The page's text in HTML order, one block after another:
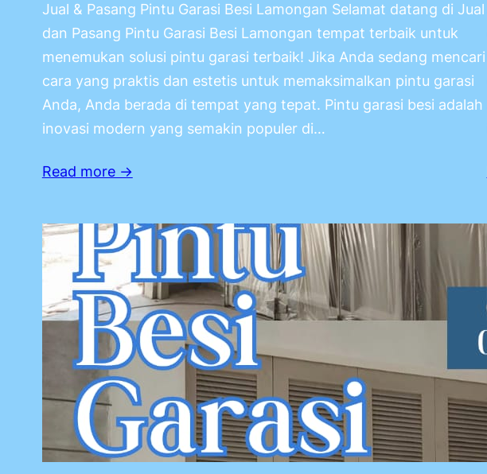
Jual & Pasang Pintu Garasi Besi Lamongan Selamat datang di Jual
dan Pasang Pintu Garasi Besi Lamongan tempat terbaik untuk
menemukan solusi pintu garasi terbaik! Jika Anda sedang mencari
cara yang praktis dan estetis untuk memaksimalkan pintu garasi
Anda, Anda berada di tempat yang tepat. Pintu garasi besi adalah
inovasi modern yang semakin populer di…
Read more →